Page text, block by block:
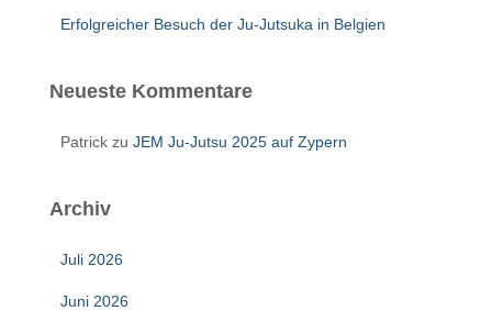
Erfolgreicher Besuch der Ju-Jutsuka in Belgien
Neueste Kommentare
Patrick zu JEM Ju-Jutsu 2025 auf Zypern
Archiv
Juli 2026
Juni 2026